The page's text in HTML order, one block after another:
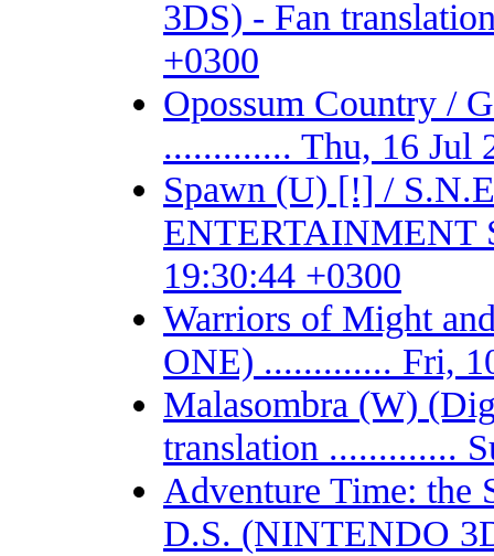
3DS) - Fan
+0300
Opossum Country /
............. Thu, 16 Jul
Spawn (U) [!] /
ENTERTAINMENT
19:30:44 +0300
Warriors of Might
ONE) ............. Fri,
Malasombra (W)
translation .............
Adventure Time: the
D.S. (NINTENDO